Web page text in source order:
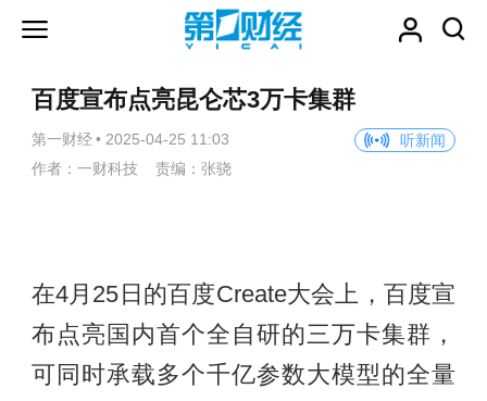
百度宣布点亮昆仑芯3万卡集群
第一财经 • 2025-04-25 11:03
听新闻
作者：一财科技 责编：张骁
在4月25日的百度Create大会上，百度宣
布点亮国内首个全自研的三万卡集群，
可同时承载多个千亿参数大模型的全量